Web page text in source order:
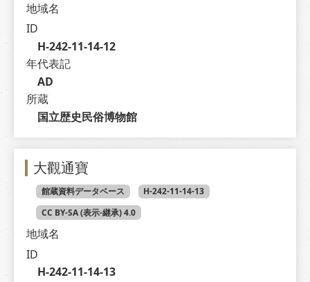
地域名
ID
H-242-11-14-12
年代表記
AD
所蔵
国立歴史民俗博物館
大觀通寶
館蔵資料データベース
H-242-11-14-13
CC BY-SA (表示-継承) 4.0
地域名
ID
H-242-11-14-13